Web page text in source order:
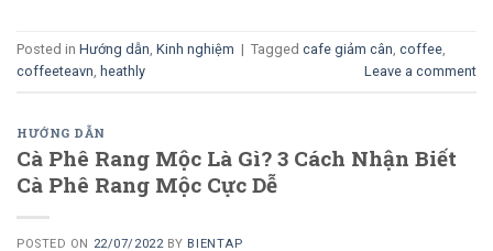
Posted in Hướng dẫn, Kinh nghiệm | Tagged cafe giảm cân, coffee,
coffeeteavn, heathly Leave a comment
HƯỚNG DẪN
Cà Phê Rang Mộc Là Gì? 3 Cách Nhận Biết
Cà Phê Rang Mộc Cực Dễ
POSTED ON 22/07/2022BY BIENTAP